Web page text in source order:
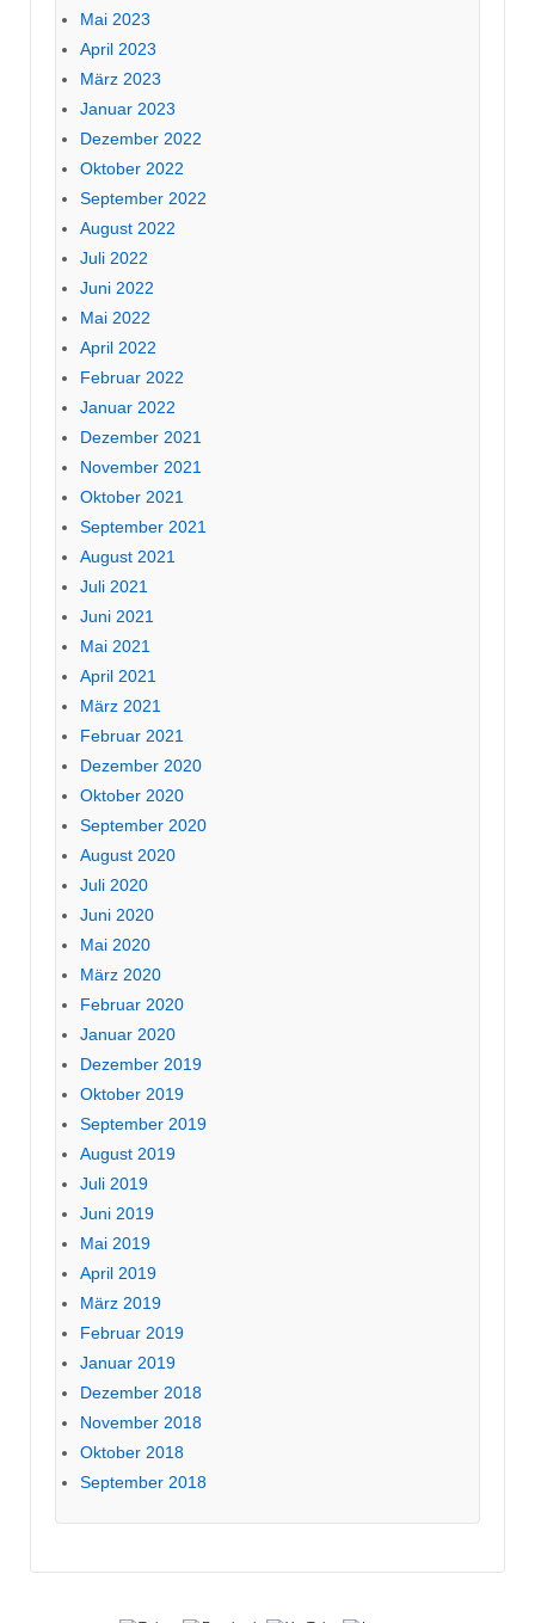
Mai 2023
April 2023
März 2023
Januar 2023
Dezember 2022
Oktober 2022
September 2022
August 2022
Juli 2022
Juni 2022
Mai 2022
April 2022
Februar 2022
Januar 2022
Dezember 2021
November 2021
Oktober 2021
September 2021
August 2021
Juli 2021
Juni 2021
Mai 2021
April 2021
März 2021
Februar 2021
Dezember 2020
Oktober 2020
September 2020
August 2020
Juli 2020
Juni 2020
Mai 2020
März 2020
Februar 2020
Januar 2020
Dezember 2019
Oktober 2019
September 2019
August 2019
Juli 2019
Juni 2019
Mai 2019
April 2019
März 2019
Februar 2019
Januar 2019
Dezember 2018
November 2018
Oktober 2018
September 2018